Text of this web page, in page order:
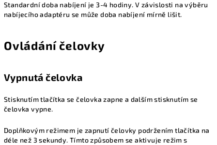
Standardní doba nabíjení je 3-4 hodiny. V závislosti na výběru
nabíjecího adaptéru se může doba nabíjení mírně lišit.
Ovládání čelovky
Vypnutá čelovka
Stisknutím tlačítka se čelovka zapne a dalším stisknutím se
čelovka vypne.
Doplňkovým režimem je zapnutí čelovky podržením tlačítka na
déle než 3 sekundy. Tímto způsobem se aktivuje režim s